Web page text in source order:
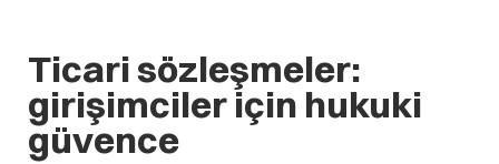
Ticari sözleşmeler:
girişimciler için hukuki
güvence